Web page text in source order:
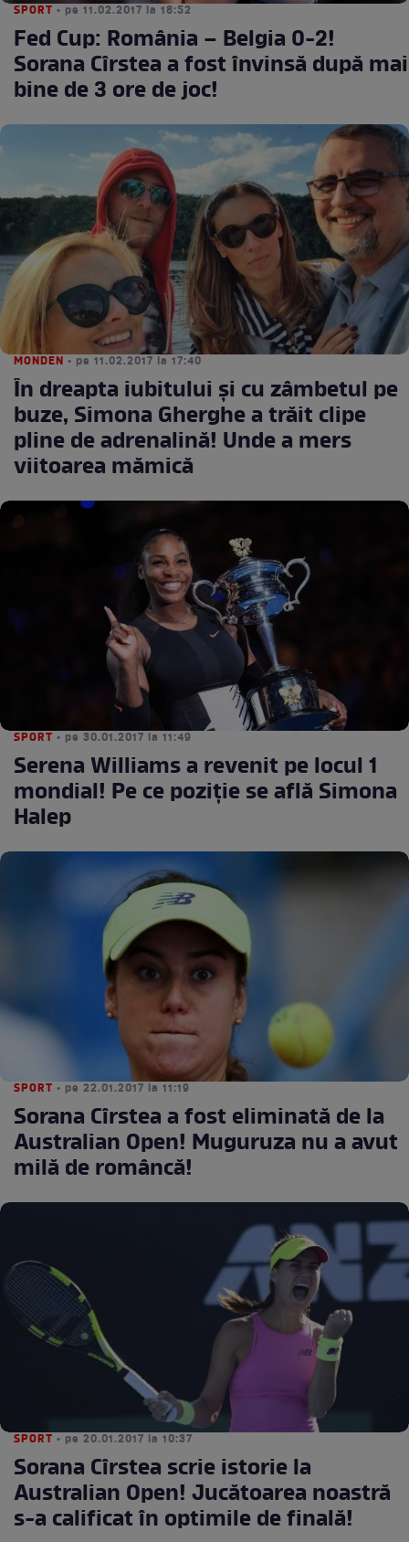
SPORT • pe 11.02.2017 la 18:52
Fed Cup: România – Belgia 0-2!
Sorana Cîrstea a fost învinsă după mai
bine de 3 ore de joc!
MONDEN • pe 11.02.2017 la 17:40
În dreapta iubitului şi cu zâmbetul pe
buze, Simona Gherghe a trăit clipe
pline de adrenalină! Unde a mers
viitoarea mămică
SPORT • pe 30.01.2017 la 11:49
Serena Williams a revenit pe locul 1
mondial! Pe ce poziție se află Simona
Halep
SPORT • pe 22.01.2017 la 11:19
Sorana Cîrstea a fost eliminată de la
Australian Open! Muguruza nu a avut
milă de româncă!
SPORT • pe 20.01.2017 la 10:37
Sorana Cîrstea scrie istorie la
Australian Open! Jucătoarea noastră
s-a calificat în optimile de finală!